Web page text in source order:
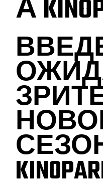
А